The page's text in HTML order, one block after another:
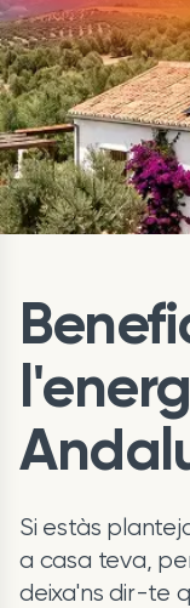
Si estàs
a casa teva,
deixa'ns dir-te